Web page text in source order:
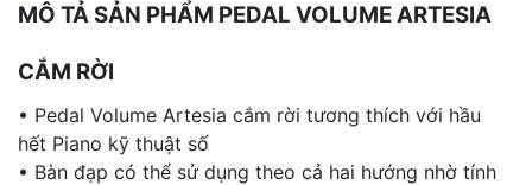
MÔ TẢ SẢN PHẨM PEDAL VOLUME ARTESIA
CẮM RỜI
• Pedal Volume Artesia cắm rời tương thích với hầu
hết Piano kỹ thuật số
• Bàn đạp có thể sử dụng theo cả hai hướng nhờ tính